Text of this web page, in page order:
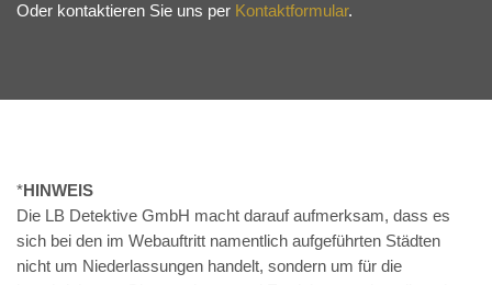
Oder kontaktieren Sie uns per Kontaktformular.
*HINWEIS
Die LB Detektive GmbH macht darauf aufmerksam, dass es
sich bei den im Webauftritt namentlich aufgeführten Städten
nicht um Niederlassungen handelt, sondern um für die